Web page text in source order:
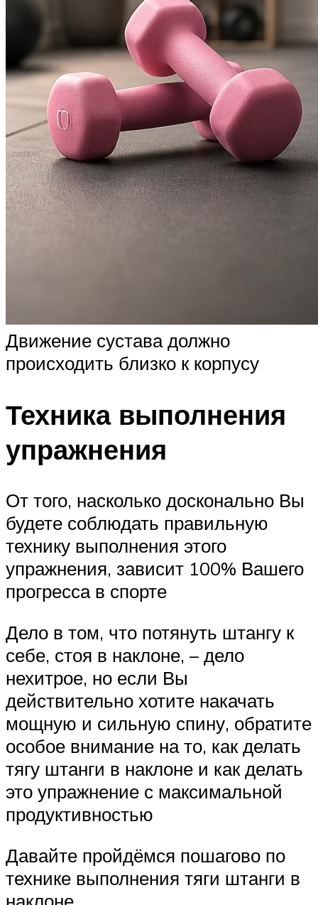
Движение сустава должно
происходить близко к корпусу
Техника выполнения
упражнения
От того, насколько досконально Вы
будете соблюдать правильную
технику выполнения этого
упражнения, зависит 100% Вашего
прогресса в спорте
Дело в том, что потянуть штангу к
себе, стоя в наклоне, – дело
нехитрое, но если Вы
действительно хотите накачать
мощную и сильную спину, обратите
особое внимание на то, как делать
тягу штанги в наклоне и как делать
это упражнение с максимальной
продуктивностью
Давайте пройдёмся пошагово по
технике выполнения тяги штанги в